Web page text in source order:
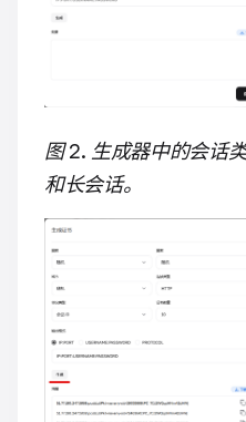
图 2. 生成器中的会话
和长会话。